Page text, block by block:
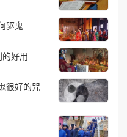
驱鬼
好用
很好的咒